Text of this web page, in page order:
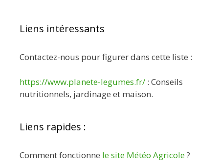
Liens intéressants
Contactez-nous pour figurer dans cette liste :
https://www.planete-legumes.fr/ : Conseils
nutritionnels, jardinage et maison.
Liens rapides :
Comment fonctionne le site Météo Agricole?